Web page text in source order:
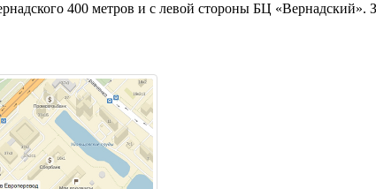
400 метров и с левой стороны БЦ «Вернадский».